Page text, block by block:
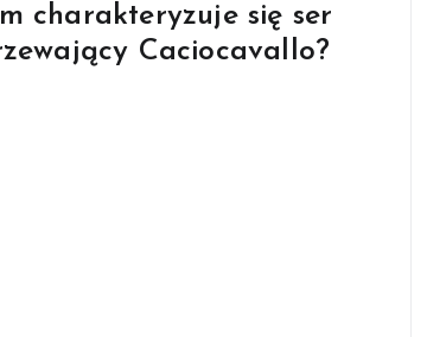
charakteryzuje się ser
Caciocavallo?